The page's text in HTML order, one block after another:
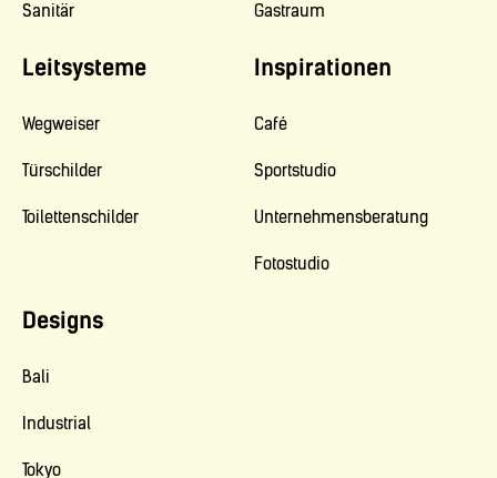
Leitsysteme
Designs
Inspirationen
Sanitär Gastraum
Wegweiser
Türschilder
Toilettenschilder
Bali
Industrial
Tokyo
Café
Sportstudio
Unternehmensberatung
Fotostudio